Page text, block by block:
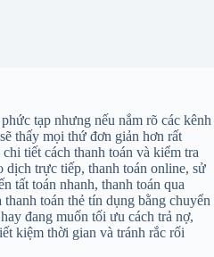
tạp nhưng nếu nắm rõ các kênh
thấy mọi thứ đơn giản hơn rất
tiết cách thanh toán và kiểm tra
trực tiếp, thanh toán online, sử
tất toán nhanh, thanh toán qua
toán thẻ tín dụng bằng chuyển
đang muốn tối ưu cách trả nợ,
kiệm thời gian và tránh rắc rối